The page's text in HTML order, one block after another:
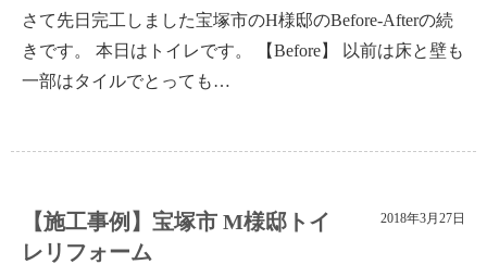
さて先日完工しました宝塚市のH様邸のBefore-Afterの続
きです。 本日はトイレです。 【Before】 以前は床と壁も
一部はタイルでとっても…
【施工事例】宝塚市 M様邸トイ
レリフォーム
2018年3月27日